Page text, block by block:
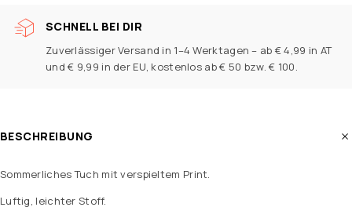
SCHNELL BEI DIR
Zuverlässiger Versand in 1–4 Werktagen – ab € 4,99 in AT
und € 9,99 in der EU, kostenlos ab € 50 bzw. € 100.
BESCHREIBUNG
Sommerliches Tuch mit verspieltem Print.
Luftig, leichter Stoff.